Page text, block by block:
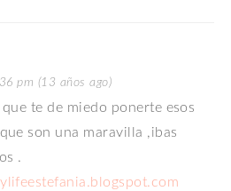
pm (13 años ago)
te de miedo ponerte esos
son una maravilla ,ibas
.